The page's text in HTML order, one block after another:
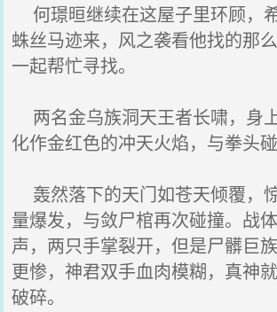
何璟晅继续在这屋子里环顾，
蛛丝马迹来，风之袭看他找的那
一起帮忙寻找。
两名金乌族洞天王者长啸，身
化作金红色的冲天火焰，与拳头碰
轰然落下的天门如苍天倾覆，
量爆发，与敛尸棺再次碰撞。战
声，两只手掌裂开，但是尸髒巨
更惨，神君双手血肉模糊，真神
破碎。